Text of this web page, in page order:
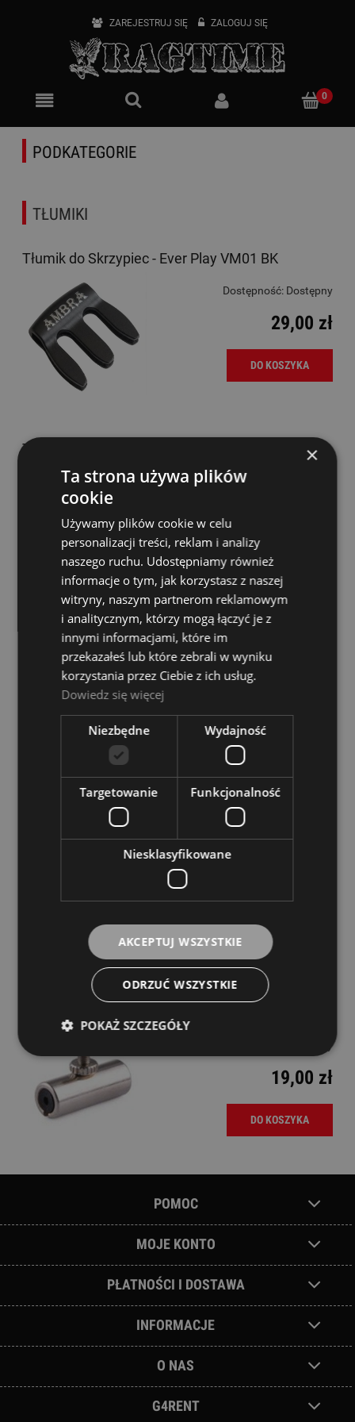
ZAREJESTRUJ SIĘ ZALOGUJ SIĘ
PODKATEGORIE
TŁUMIKI
Tłumik do Skrzypiec - Ever Play VM01 BK
Dostępność: Dostępny
29,00 zł
DO KOSZYKA
Tłumik - Ever Play VM02
Dostępność:
DO KOSZYKA
Ever Play VM01 Bronze Tłumik do Skrzypiec
Tłumik pod struny - Petz MC40 mute for cello
Dostępność:
DO KOSZYKA
Dostępny
19,00 zł
DO KOSZYKA
POMOC
MOJE KONTO
PŁATNOŚCI I DOSTAWA
INFORMACJE
O NAS
G4RENT
×
Ta strona używa plików
cookie
Używamy plików cookie w celu
personalizacji treści, reklam i analizy
naszego ruchu. Udostępniamy również
informacje o tym, jak korzystasz z naszej
witryny, naszym partnerom reklamowym
i analitycznym, którzy mogą łączyć je z
innymi informacjami, które im
przekazałeś lub które zebrali w wyniku
korzystania przez Ciebie z ich usług.
Dowiedz się więcej
Niezbędne Wydajność
Targetowanie Funkcjonalność
Niesklasyfikowane
AKCEPTUJ WSZYSTKIE
ODRZUĆ WSZYSTKIE
POKAŻ SZCZEGÓŁY